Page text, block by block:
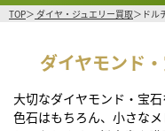
TOP ダイヤ・ジュエリー買取 ドル
ダイヤモンド
大切なダイヤモンド・宝
色石はもちろん、小さな